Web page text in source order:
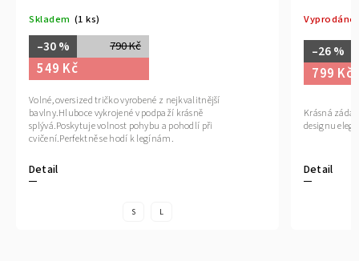
Skladem (1 ks)
790 Kč
–30 %
549 Kč
Detail
Volné, oversized tričko vyrobené z nejkvalitnější
bavlny.Hluboce vykrojené v podpaží krásně
splývá.Poskytuje volnost pohybu a pohodlí při
cvičení.Perfektně se hodí k legínám.
S L
Vyprodáno
–26 %
799 Kč
Detail
Krásná
designu